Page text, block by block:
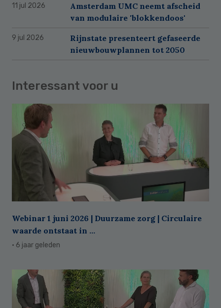
11 jul 2026
Amsterdam UMC neemt afscheid
van modulaire 'blokkendoos'
9 jul 2026
Rijnstate presenteert gefaseerde
nieuwbouwplannen tot 2050
Interessant voor u
Webinar 1 juni 2026 | Duurzame zorg | Circulaire
waarde ontstaat in ...
· 6 jaar geleden